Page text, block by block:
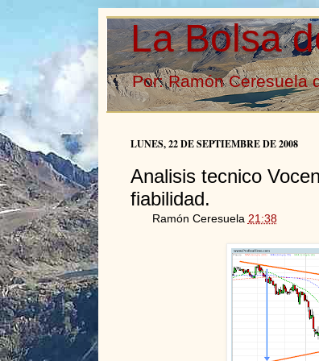
La Bolsa
Por: Ramón Ceresuela
LUNES, 22 DE SEPTIEMBRE DE 2008
Analisis tecnico
fiabilidad.
Ramón Ceresuela 21:38